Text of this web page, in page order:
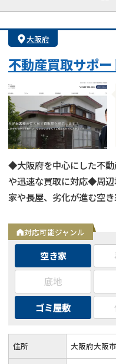
大阪府
不動産買取サポ
◆大阪府を中心にした不
や迅速な買取に対応◆周
家や長屋、劣化が進む空
物件や心理的瑕疵物件の
む買取対応可能ジャンル
空き家
底地
ゴミ屋敷
住所 大阪府大阪